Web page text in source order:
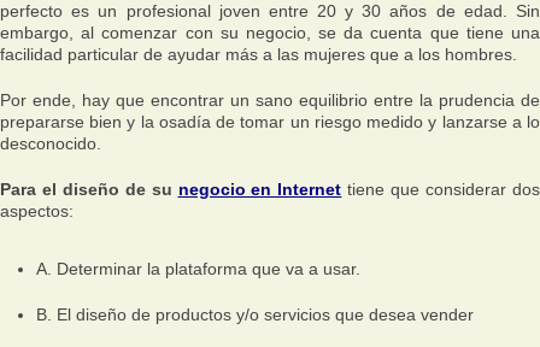
perfecto es un profesional joven entre 20 y 30 años de edad. Sin
embargo, al comenzar con su negocio, se da cuenta que tiene una
facilidad particular de ayudar más a las mujeres que a los hombres.
Por ende, hay que encontrar un sano equilibrio entre la prudencia de
prepararse bien y la osadía de tomar un riesgo medido y lanzarse a lo
desconocido.
Para el diseño de su negocio en Internet tiene que considerar dos
aspectos:
A. Determinar la plataforma que va a usar.
B. El diseño de productos y/o servicios que desea vender